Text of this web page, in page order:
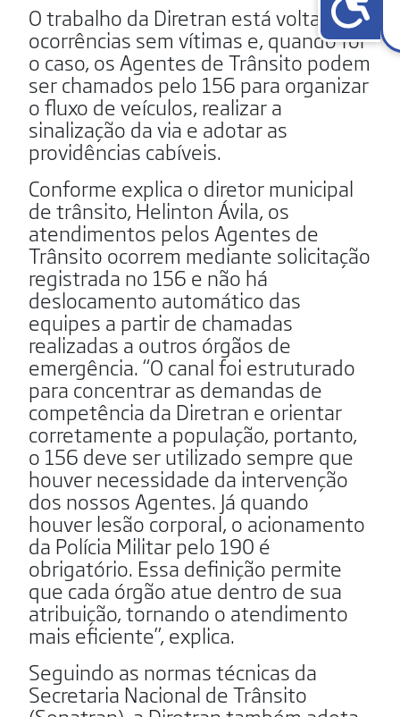
O trabalho da Diretran está voltado a
ocorrências sem vítimas e, quando for
o caso, os Agentes de Trânsito podem
ser chamados pelo 156 para organizar
o fluxo de veículos, realizar a
sinalização da via e adotar as
providências cabíveis.
Conforme explica o diretor municipal
de trânsito, Helinton Ávila, os
atendimentos pelos Agentes de
Trânsito ocorrem mediante solicitação
registrada no 156 e não há
deslocamento automático das
equipes a partir de chamadas
realizadas a outros órgãos de
emergência. “O canal foi estruturado
para concentrar as demandas de
competência da Diretran e orientar
corretamente a população, portanto,
o 156 deve ser utilizado sempre que
houver necessidade da intervenção
dos nossos Agentes. Já quando
houver lesão corporal, o acionamento
da Polícia Militar pelo 190 é
obrigatório. Essa definição permite
que cada órgão atue dentro de sua
atribuição, tornando o atendimento
mais eficiente”, explica.
Seguindo as normas técnicas da
Secretaria Nacional de Trânsito